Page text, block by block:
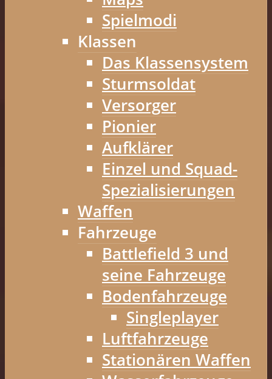
Spielmodi
Klassen
Das Klassensystem
Sturmsoldat
Versorger
Pionier
Aufklärer
Einzel und Squad-
Spezialisierungen
Waffen
Fahrzeuge
Battlefield 3 und
seine Fahrzeuge
Bodenfahrzeuge
Singleplayer
Luftfahrzeuge
Stationären Waffen